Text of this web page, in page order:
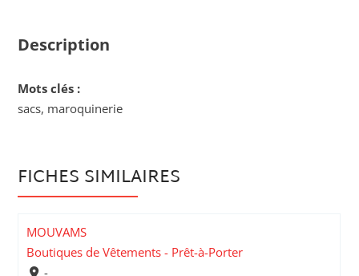
Description
Mots clés :
sacs, maroquinerie
FICHES SIMILAIRES
MOUVAMS
Boutiques de Vêtements - Prêt-à-Porter
-